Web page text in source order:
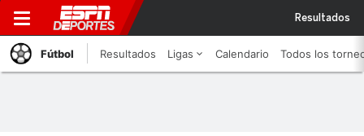
Resultados
Fútbol Resultados Ligas Calendario Todos los